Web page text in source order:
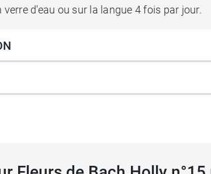
d'eau ou sur la langue 4 fois par jour.
:Flacon de 20 ml
à la